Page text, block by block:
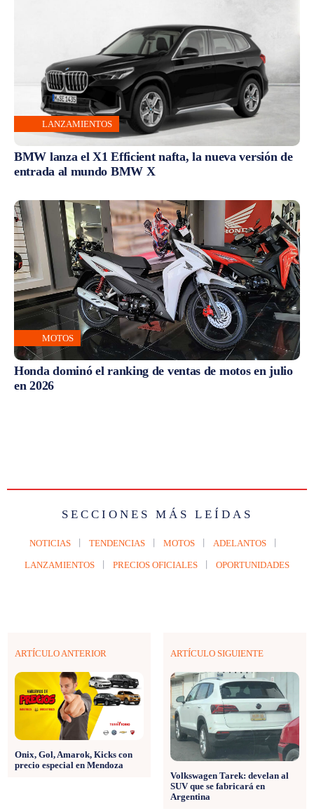
LANZAMIENTOS
BMW lanza el X1 Efficient nafta, la nueva versión de
entrada al mundo BMW X
MOTOS
Honda dominó el ranking de ventas de motos en julio
en 2026
SECCIONES MÁS LEÍDAS
NOTICIAS TENDENCIAS MOTOS ADELANTOS
LANZAMIENTOS PRECIOS OFICIALES OPORTUNIDADES
ARTÍCULO ANTERIOR
Onix, Gol, Amarok, Kicks con
precio especial en Mendoza
ARTÍCULO SIGUIENTE
Volkswagen Tarek: develan al
SUV que se fabricará en
Argentina